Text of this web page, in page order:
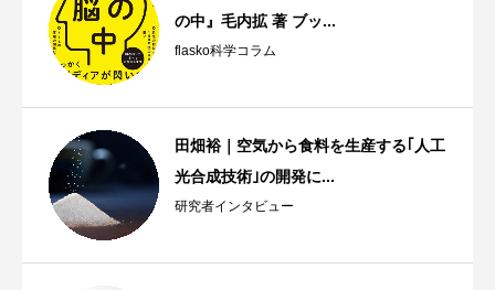
の中』毛内拡 著 ブッ...
flasko科学コラム
田畑裕｜空気から食料を生産する｢人工
光合成技術｣の開発に...
研究者インタビュー